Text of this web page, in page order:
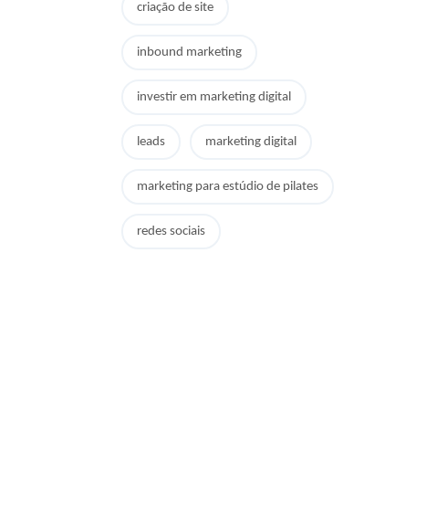
criação de site
inbound marketing
investir em marketing digital
leads marketing digital
marketing para estúdio de pilates
redes sociais